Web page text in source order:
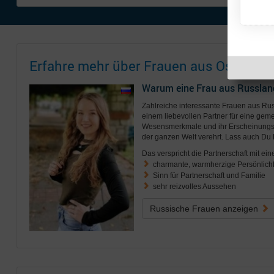
Erfahre mehr über Frauen aus
Warum eine Frau aus
Zahlreiche interessante Frauen aus
einem liebevollen Partner für eine
Wesensmerkmale und ihr
der ganzen Welt verehrt. Lass auch
Das verspricht die Partnerschaft mit
charmante, warmherzige
Sinn für Partnerschaft und Familie
sehr reizvolles Aussehen
Russische Frauen anzeigen